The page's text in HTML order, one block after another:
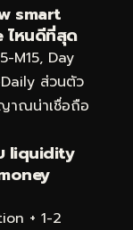
smart
ไหนดีที่สุด
M15, Day
ส่วนตัว
าณน่าเชื่อถือ
liquidity
+ 1-2